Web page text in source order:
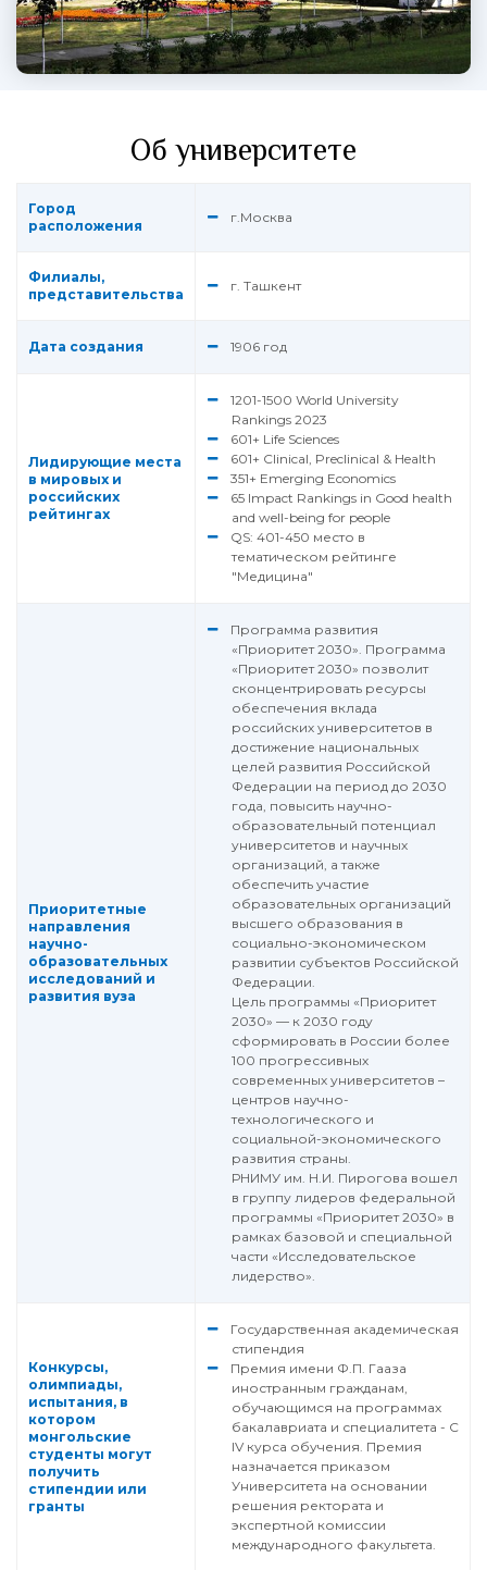
Об университете
Город
расположения
г.Москва
Филиалы,
представительства
г. Ташкент
Дата создания 1906 год
Лидирующие места
в мировых и
российских
рейтингах
1201-1500 World University
Rankings 2023
601+ Life Sciences
601+ Clinical, Preclinical & Health
351+ Emerging Economics
65 Impact Rankings in Good health
and well-being for people
QS: 401-450 место в
тематическом рейтинге
"Медицина"
Приоритетные
направления
научно-
образовательных
исследований и
развития вуза
Программа развития
«Приоритет 2030». Программа
«Приоритет 2030» позволит
сконцентрировать ресурсы
обеспечения вклада
российских университетов в
достижение национальных
целей развития Российской
Федерации на период до 2030
года, повысить научно-
образовательный потенциал
университетов и научных
организаций, а также
обеспечить участие
образовательных организаций
высшего образования в
социально-экономическом
развитии субъектов Российской
Федерации.
Цель программы «Приоритет
2030» — к 2030 году
сформировать в России более
100 прогрессивных
современных университетов –
центров научно-
технологического и
социальной-экономического
развития страны.
РНИМУ им. Н.И. Пирогова вошел
в группу лидеров федеральной
программы «Приоритет 2030» в
рамках базовой и специальной
части «Исследовательское
лидерство».
Конкурсы,
олимпиады,
испытания, в
котором
монгольские
студенты могут
получить
стипендии или
гранты
Государственная академическая
стипендия
Премия имени Ф.П. Гааза
иностранным гражданам,
обучающимся на программах
бакалавриата и специалитета - С
IV курса обучения. Премия
назначается приказом
Университета на основании
решения ректората и
экспертной комиссии
международного факультета.